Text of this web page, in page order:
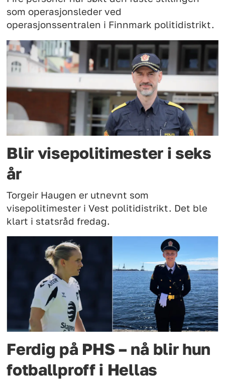
som operasjonsleder ved
operasjonssentralen i Finnmark politidistrikt.
Blir visepolitimester i seks
år
Torgeir Haugen er utnevnt som
visepolitimester i Vest politidistrikt. Det ble
klart i statsråd fredag.
Ferdig på PHS – nå blir hun
fotballproff i Hellas